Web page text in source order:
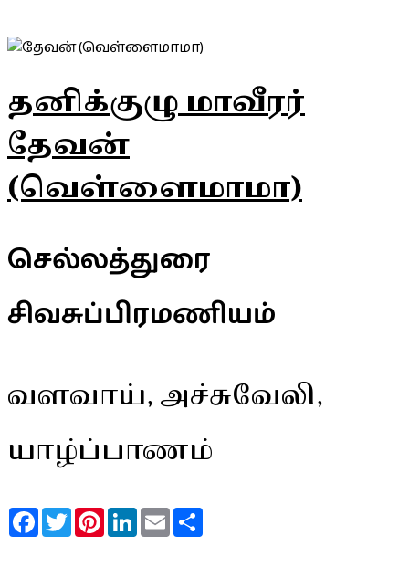
தனிக்குழு மாவீரர்
தேவன்
(வெள்ளைமாமா)
செல்லத்துரை
சிவசுப்பிரமணியம்
வளவாய், அச்சுவேலி,
யாழ்ப்பாணம்
FacebookTwitterPinterestLinkedInEmail